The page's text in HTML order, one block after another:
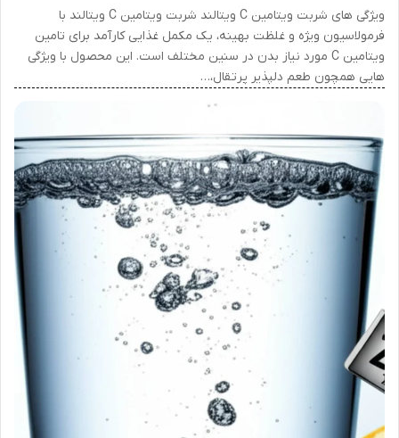
ویژگی های شربت ویتامین C ویتالند شربت ویتامین C ویتالند با
فرمولاسیون ویژه و غلظت بهینه، یک مکمل غذایی کارآمد برای تامین
ویتامین C مورد نیاز بدن در سنین مختلف است. این محصول با ویژگی
هایی همچون طعم دلپذیر پرتقال،…